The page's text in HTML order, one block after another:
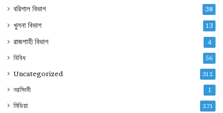
বরিশাল বিভাগ 38
খুলনা বিভাগ 13
রাজশাহী বিভাগ 4
বিবিধ 56
Uncategorized 312
নরসিংদী 1
মিডিয়া 271